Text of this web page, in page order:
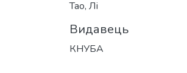
Тао, Лі
Видавець
КНУБА